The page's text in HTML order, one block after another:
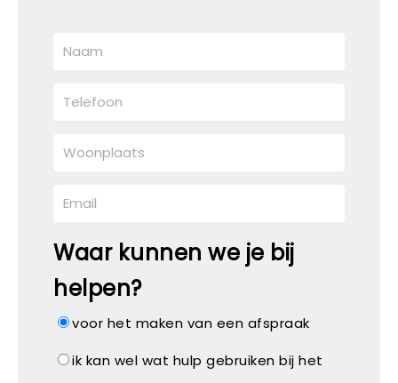
Waar kunnen we je bij
helpen?
voor het maken van een afspraak
ik kan wel wat hulp gebruiken bij het